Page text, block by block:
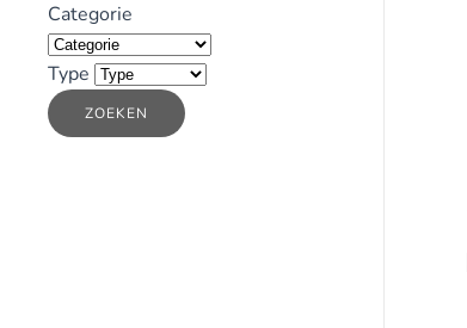
Categorie
Type
ZOEKEN